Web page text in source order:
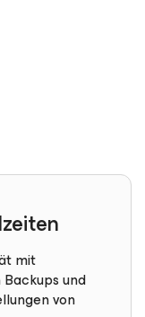
mit
und
von